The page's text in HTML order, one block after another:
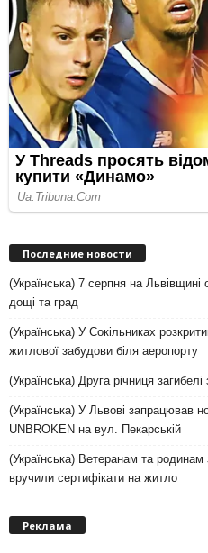
Последние новости
(Українська) 7 серпня на Львівщині
дощі та град
(Українська) У Сокільниках
житлової забудови біля аеропорту
(Українська) Друга річниця
(Українська) У Львові запрацював
UNBROKEN на вул. Пекарській
(Українська) Ветеранам та родинам
вручили сертифікати на житло
Реклама